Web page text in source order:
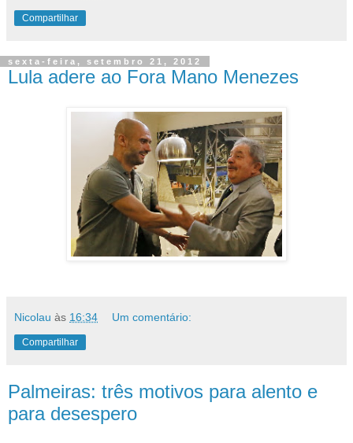
Compartilhar
sexta-feira, setembro 21, 2012
Lula adere ao Fora Mano Menezes
Nicolau às 16:34 Um comentário:
Compartilhar
Palmeiras: três motivos para alento e
para desespero